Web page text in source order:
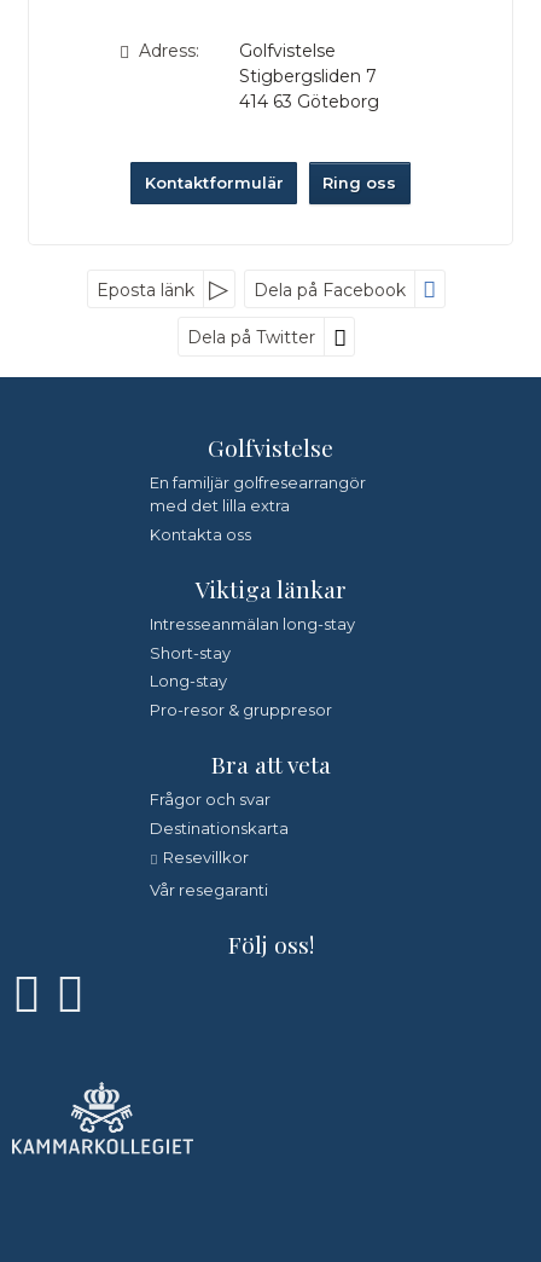
Adress:
Golfvistelse
Stigbergsliden 7
414 63 Göteborg
Kontaktformulär Ring oss
Nyhetsbrev
Fyll i denna kod. Detta används för att kontrollera att det
inte är en dator som fyller i formulär automatiskt.
Jag samtycker till dataskyddspolicyn.
Eposta länk Dela på Facebook
Dela på Twitter
Golfvistelse
En familjär golfresearrangör
med det lilla extra
Kontakta oss
Viktiga länkar
Intresseanmälan long-stay
Short-stay
Long-stay
Pro-resor & gruppresor
Bra att veta
Frågor och svar
Destinationskarta
Resevillkor
Vår resegaranti
Följ oss!